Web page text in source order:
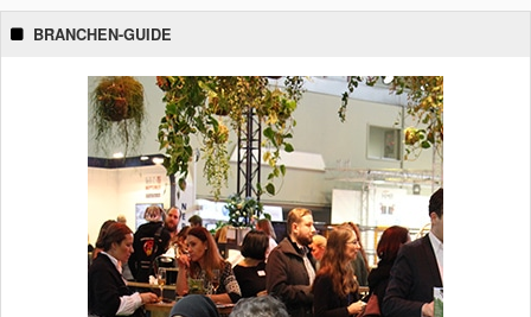
BRANCHEN-GUIDE